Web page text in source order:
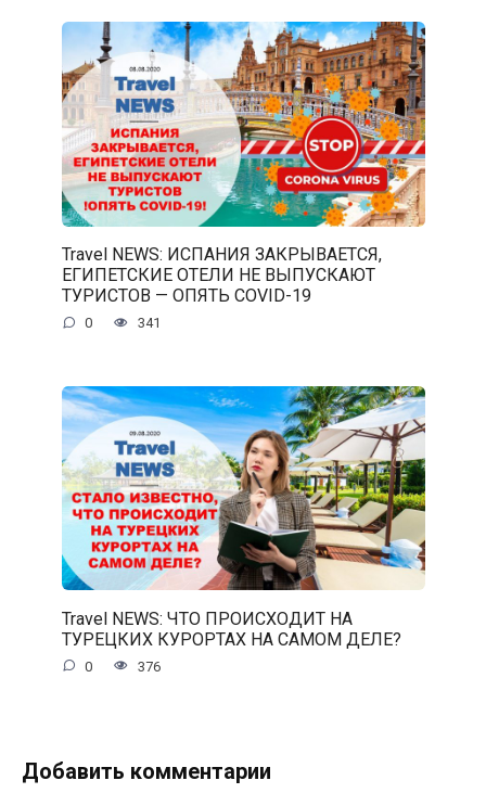
Travel NEWS: ИСПАНИЯ ЗАКРЫВАЕТСЯ,
ЕГИПЕТСКИЕ ОТЕЛИ НЕ ВЫПУСКАЮТ
ТУРИСТОВ — ОПЯТЬ COVID-19
0 341
Travel NEWS: ЧТО ПРОИСХОДИТ НА
ТУРЕЦКИХ КУРОРТАХ НА САМОМ ДЕЛЕ?
0 376
Добавить комментарии